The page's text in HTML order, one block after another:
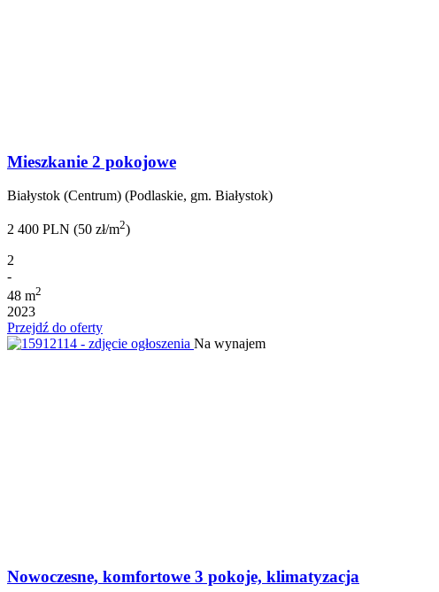
Mieszkanie 2 pokojowe
Białystok (Centrum) (Podlaskie, gm. Białystok)
2 400 PLN (50 zł/m2)
2
-
48 m2
2023
Przejdź do oferty
Na wynajem
Nowoczesne, komfortowe 3 pokoje, klimatyzacja